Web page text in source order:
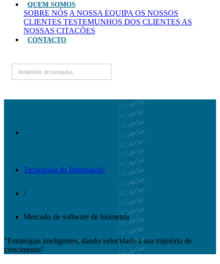
QUEM SOMOS
SOBRE NÓS A NOSSA EQUIPA OS NOSSOS
CLIENTES TESTEMUNHOS DOS CLIENTES AS
NOSSAS CITAÇÕES
CONTACTO
Tecnologia da Informação
/
Mercado de software de biometria
"Estratégias inteligentes, dando velocidade à sua trajetória de
crescimento"